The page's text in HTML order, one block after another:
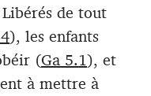
de tout
), les enfants
(Ga 5.1), et
à mettre à